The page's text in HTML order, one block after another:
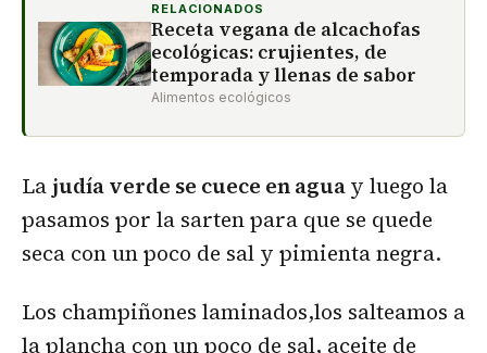
RELACIONADOS
Receta vegana de alcachofas
ecológicas: crujientes, de
temporada y llenas de sabor
Alimentos ecológicos
La judía verde se cuece en aguay luego la
pasamos por la sarten para que se quede
seca con un poco de sal y pimienta negra.
Los champiñones laminados,los salteamos a
la plancha con un poco de sal, aceite de